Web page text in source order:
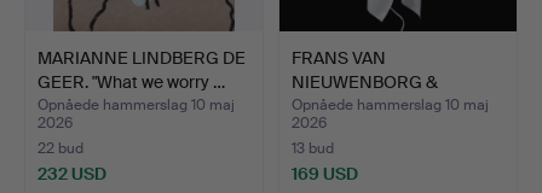
MARIANNE LINDBERG DE
GEER. "What we worry …
Opnåede hammerslag 10 maj
2026
22 bud
232 USD
FRANS VAN
NIEUWENBORG &
MARTIJN WEGMAN. Væ…
Opnåede hammerslag 10 maj
2026
13 bud
169 USD